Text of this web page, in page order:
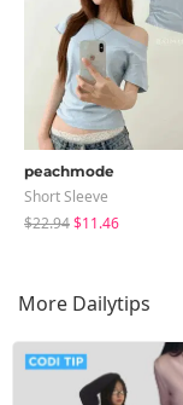
peachmode
Short Sleeve
$22.94$11.46
More Dailytips